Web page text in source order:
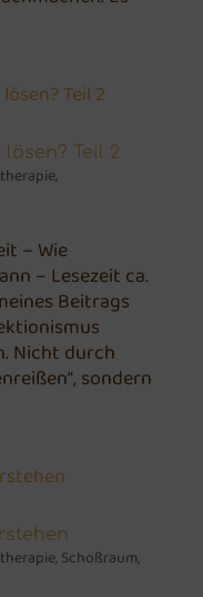
Teil 2
,
– Wie
– Lesezeit ca.
Beitrags
Nicht durch
sondern
,Schoßraum,